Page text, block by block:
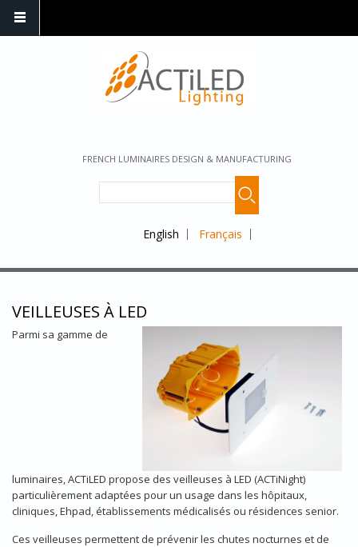
FRENCH LUMINAIRES DESIGN & MANUFACTURING
English Français
VEILLEUSES À LED
Parmi sa gamme de
luminaires, ACTiLED propose des veilleuses à LED (ACTiNight)
particulièrement adaptées pour un usage dans les hôpitaux,
cliniques, Ehpad, établissements médicalisés ou résidences senior.
Ces veilleuses permettent de prévenir les chutes nocturnes et de